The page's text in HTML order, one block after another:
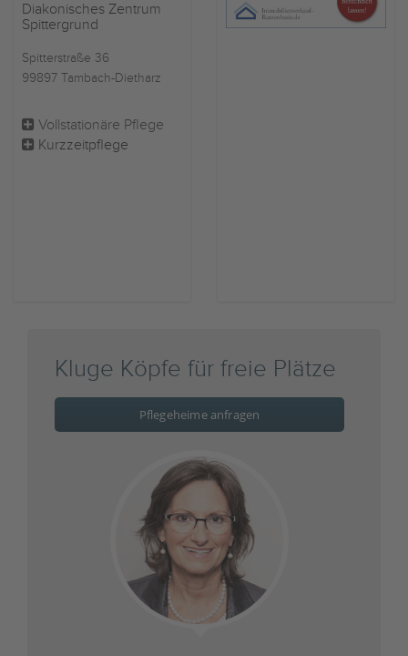
Diakonisches Zentrum
Spittergrund
Spitterstraße 36
99897 Tambach-Dietharz
Vollstationäre Pflege
Kurzzeitpflege
Kluge Köpfe für freie Plätze
Pflegeheime anfragen